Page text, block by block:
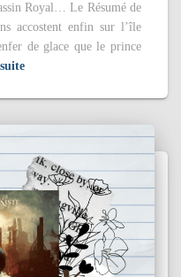
Royal… Le Résumé de
accostent enfin sur l’île
de glace que le prince